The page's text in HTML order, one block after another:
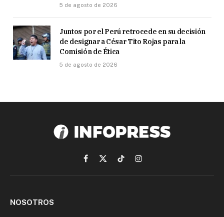
5 de agosto de 2026
Juntos por el Perú retrocede en su decisión
de designar a César Tito Rojas para la
Comisión de Ética
5 de agosto de 2026
Facebook
X
(Twitter)
TikTokInstagram
NOSOTROS